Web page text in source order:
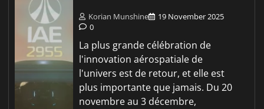
Korian Munshine
19 November 2025
0
La plus grande célébration de
l'innovation aérospatiale de
l'univers est de retour, et elle est
plus importante que jamais. Du 20
novembre au 3 décembre,